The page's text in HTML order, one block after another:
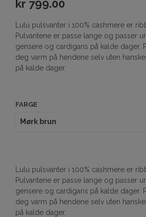
kr 799.00
Lulu pulsvanter i 100% cashmere er
Pulvantene er passe lange og passer
gensere og cardigans på kalde dager.
deg varm på hendene selv uten
på kalde dager.
FARGE
Lulu pulsvanter i 100% cashmere er
Pulvantene er passe lange og passer
gensere og cardigans på kalde dager.
deg varm på hendene selv uten
på kalde dager.